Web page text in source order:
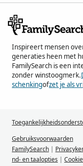
Inspireert mensen
generaties heen met
FamilySearch is een
zonder winstoogmerk.
schenkingofzet je als
Gebruiksvoorwaarden
FamilySearch |
nd- en taalopties |